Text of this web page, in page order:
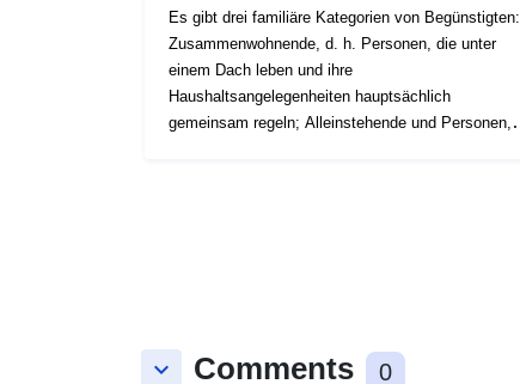
Es gibt drei familiäre Kategorien von Begünstigten:
Zusammenwohnende, d. h. Personen, die unter
einem Dach leben und ihre
Haushaltsangelegenheiten hauptsächlich
gemeinsam regeln; Alleinstehende und Personen,
keyboard_arrow_down Comments 0